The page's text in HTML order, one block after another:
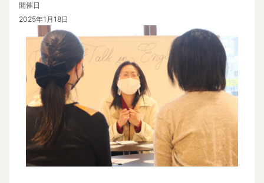
開催日
2025年1月18日